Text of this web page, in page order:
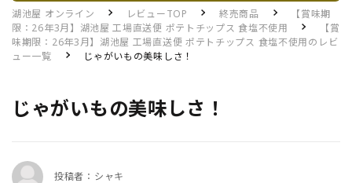
湖池屋 オンライン レビューTOP 終売商品
【賞味期
限：26年3月】湖池屋 工場直送便 ポテトチップス 食塩不使用
【賞
味期限：26年3月】湖池屋 工場直送便 ポテトチップス 食塩不使用のレビ
ュー一覧
じゃがいもの美味しさ！
じゃがいもの美味しさ！
投稿者：シャキ